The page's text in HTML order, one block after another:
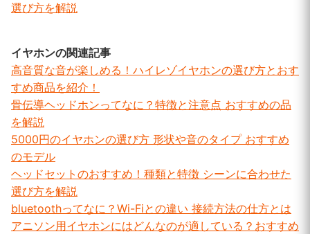
選び方を解説
イヤホンの関連記事
高音質な音が楽しめる！ハイレゾイヤホンの選び方とおす
すめ商品を紹介！
骨伝導ヘッドホンってなに？特徴と注意点 おすすめの品
を解説
5000円のイヤホンの選び方 形状や音のタイプ おすすめ
のモデル
ヘッドセットのおすすめ！種類と特徴 シーンに合わせた
選び方を解説
bluetoothってなに？Wi-Fiとの違い 接続方法の仕方とは
アニソン用イヤホンにはどんなのが適している？おすすめ